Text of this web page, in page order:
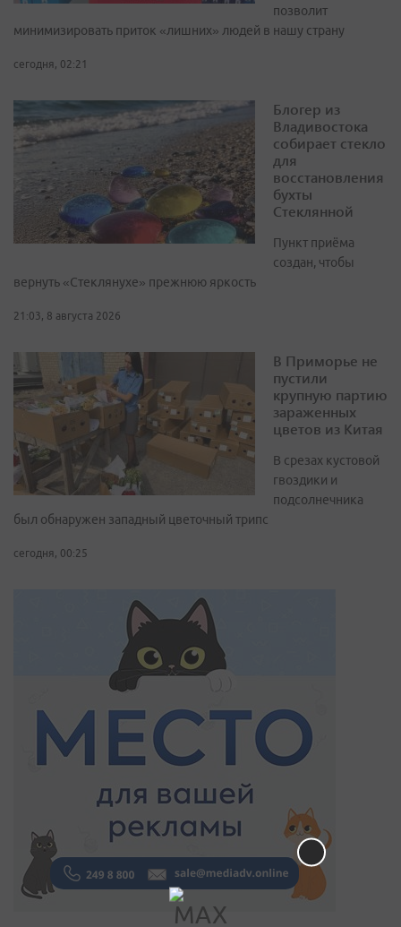
позволит
минимизировать приток «лишних» людей в нашу страну
сегодня, 02:21
Блогер из
Владивостока
собирает стекло
для
восстановления
бухты
Стеклянной
Пункт приёма
создан, чтобы
вернуть «Стеклянухе» прежнюю яркость
21:03, 8 августа 2026
В Приморье не
пустили
крупную партию
зараженных
цветов из Китая
В срезах кустовой
гвоздики и
подсолнечника
был обнаружен западный цветочный трипс
сегодня, 00:25